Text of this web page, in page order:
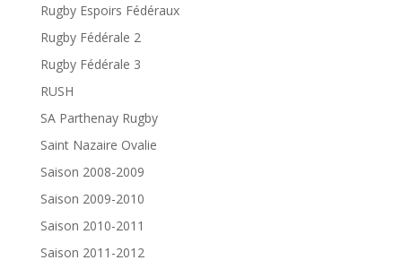
Rugby Espoirs Fédéraux
Rugby Fédérale 2
Rugby Fédérale 3
RUSH
SA Parthenay Rugby
Saint Nazaire Ovalie
Saison 2008-2009
Saison 2009-2010
Saison 2010-2011
Saison 2011-2012